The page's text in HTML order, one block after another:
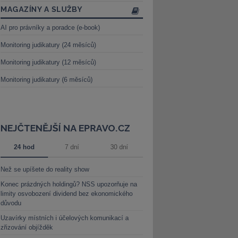
MAGAZÍNY A SLUŽBY
AI pro právníky a poradce (e-book)
Monitoring judikatury (24 měsíců)
Monitoring judikatury (12 měsíců)
Monitoring judikatury (6 měsíců)
NEJČTENĚJŠÍ NA EPRAVO.CZ
24 hod 7 dní 30 dní
Než se upíšete do reality show
Konec prázdných holdingů? NSS upozorňuje na
limity osvobození dividend bez ekonomického
důvodu
Uzavírky místních i účelových komunikací a
zřizování objížděk